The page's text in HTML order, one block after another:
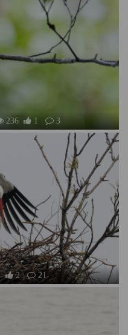
236 1 3
2 21